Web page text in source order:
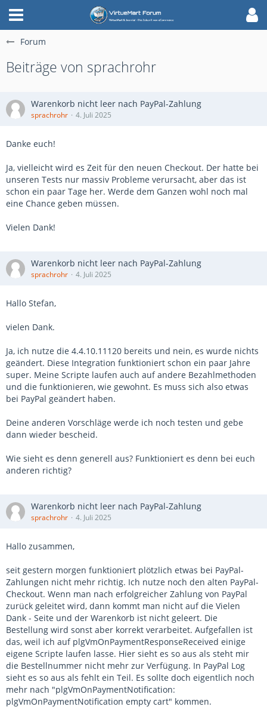
Forum
Beiträge von sprachrohr
Warenkorb nicht leer nach PayPal-Zahlung
sprachrohr 4. Juli 2025
Danke euch!
Ja, vielleicht wird es Zeit für den neuen Checkout. Der hatte bei
unseren Tests nur massiv Probleme verursacht, aber das ist
schon ein paar Tage her. Werde dem Ganzen wohl noch mal
eine Chance geben müssen.
Vielen Dank!
Warenkorb nicht leer nach PayPal-Zahlung
sprachrohr 4. Juli 2025
Hallo Stefan,
vielen Dank.
Ja, ich nutze die 4.4.10.11120 bereits und nein, es wurde nichts
geändert. Diese Integration funktioniert schon ein paar Jahre
super. Meine Scripte laufen auch auf andere Bezahlmethoden
und die funktionieren, wie gewohnt. Es muss sich also etwas
bei PayPal geändert haben.
Deine anderen Vorschläge werde ich noch testen und gebe
dann wieder bescheid.
Wie sieht es denn generell aus? Funktioniert es denn bei euch
anderen richtig?
Warenkorb nicht leer nach PayPal-Zahlung
sprachrohr 4. Juli 2025
Hallo zusammen,
seit gestern morgen funktioniert plötzlich etwas bei PayPal-
Zahlungen nicht mehr richtig. Ich nutze noch den alten PayPal-
Checkout. Wenn man nach erfolgreicher Zahlung von PayPal
zurück geleitet wird, dann kommt man nicht auf die Vielen
Dank - Seite und der Warenkorb ist nicht geleert. Die
Bestellung wird sonst aber korrekt verarbeitet. Aufgefallen ist
das, weil ich auf plgVmOnPaymentResponseReceived einige
eigene Scripte laufen lasse. Hier sieht es so aus als steht mir
die Bestellnummer nicht mehr zur Verfügung. In PayPal Log
sieht es so aus als fehlt ein Teil. Es sollte doch eigentlich noch
mehr nach "plgVmOnPaymentNotification:
plgVmOnPaymentNotification empty cart" kommen.